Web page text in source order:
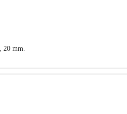
20 mm.